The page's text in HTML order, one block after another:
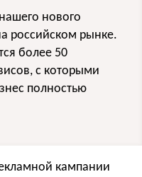
нового
российском рынке.
более 50
с которыми
полностью
кампании